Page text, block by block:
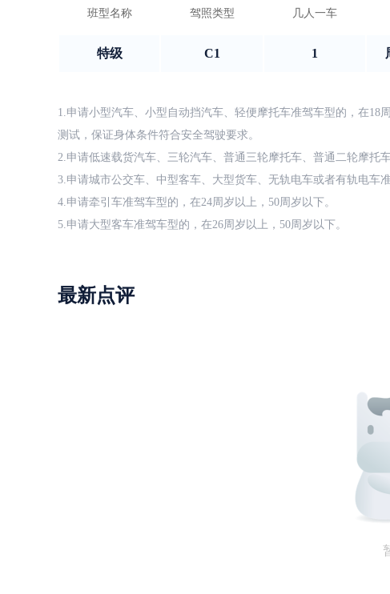
班型名称 驾照类型 几人一车
特级 C1 1
1.申请小型汽车、小型自动挡汽车、轻便摩托车准驾车型的，在
测试，保证身体条件符合安全驾驶要求。
2.申请低速载货汽车、三轮汽车、普通三轮摩托车、普通二轮摩托
3.申请城市公交车、中型客车、大型货车、无轨电车或者有轨电车
4.申请牵引车准驾车型的，在24周岁以上，50周岁以下。
5.申请大型客车准驾车型的，在26周岁以上，50周岁以下。
最新点评